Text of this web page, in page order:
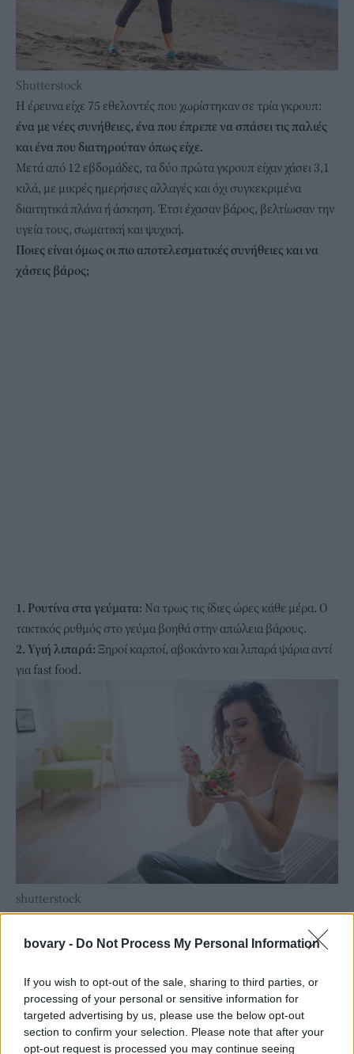
bovary - Do Not Process My Personal Information
If you wish to opt-out of the sale, sharing to third parties, or
processing of your personal or sensitive information for
targeted advertising by us, please use the below opt-out
section to confirm your selection. Please note that after your
opt-out request is processed you may continue seeing
Shutterstock
Η έρευνα είχε 75 εθελοντές που χωρίστηκαν σε τρία γκρουπ:
ένα με νέες συνήθειες, ένα που έπρεπε να σπάσει τις παλιές
και ένα που διατηρούταν όπως είχε.
Μετά από 12 εβδομάδες, τα δύο πρώτα γκρουπ είχαν χάσει 3,1
κιλά, με μικρές ημερήσιες αλλαγές και όχι συγκεκριμένα
διαιτητικά πλάνα ή άσκηση. Έτσι έχασαν βάρος, βελτίωσαν την
υγεία τους, σωματική και ψυχική.
Ποιες είναι όμως οι πιο αποτελεσματικές συνήθειες και να
χάσεις βάρος;
1. Ρουτίνα στα γεύματα: Να τρως τις ίδιες ώρες κάθε μέρα. Ο
τακτικός ρυθμός στο γεύμα βοηθά στην απώλεια βάρους.
2. Υγιή λιπαρά: Ξηροί καρποί, αβοκάντο και λιπαρά ψάρια αντί
για fast food.
shutterstock
3. Περπάτημα:Στόχευε στα 10.000 βήματα την ημέρα.
4. Πάρε μαζί σου υγιεινά σνακ:Άλλαξε τα μπισκότα με
5. Κοίτα τις ετικέτες:Δες πόσο είναι τα λιπαρά, η ζάχαρη και το
αλάτι που περιέχονται στις τροφές.
6. Προσοχή στις ποσότητες:Χρησιμοποίησε μικρότερα πιάτα,
πιες ένα ποτήρι νερό και περίμενε πέντε λεπτά, πριν φας ώστε